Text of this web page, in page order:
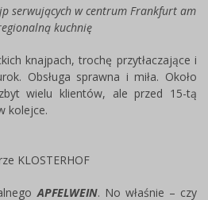
serwujących w centrum Frankfurt am
kuchnię
knajpach, trochę przytłaczające i
Obsługa sprawna i miła. Około
wielu klientów, ale przed 15-tą
kolejce.
KLOSTERHOF
APFELWEIN. No właśnie – czy